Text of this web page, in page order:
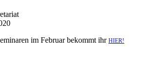
im Februar bekommt ihr HIER!